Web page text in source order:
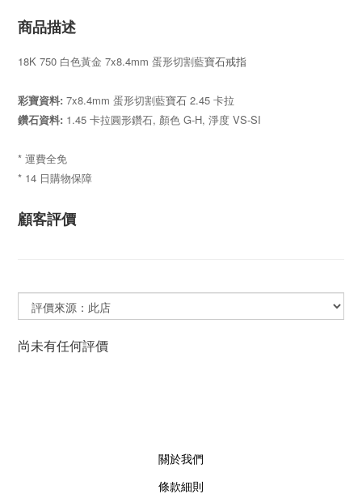
商品描述
18K 750 白色黃金 7x8.4mm 蛋形切割藍寶石戒指
彩寶資料: 7x8.4mm 蛋形切割藍寶石 2.45 卡拉
鑽石資料: 1.45 卡拉圓形鑽石, 顏色 G-H, 淨度 VS-SI
* 運費全免
* 14 日購物保障
顧客評價
尚未有任何評價
關於我們
條款細則